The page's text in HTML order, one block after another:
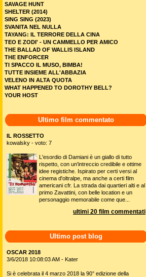
SAVAGE HUNT
SHELTER (2014)
SING SING (2023)
SVANITA NEL NULLA
TAYANG: IL TERRORE DELLA CINA
TEO E ZODI' - UN CAMMELLO PER AMICO
THE BALLAD OF WALLIS ISLAND
THE ENFORCER
TI SPACCO IL MUSO, BIMBA!
TUTTE INSIEME ALL'ABBAZIA
VELENO IN ALTA QUOTA
WHAT HAPPENED TO DOROTHY BELL?
YOUR HOST
Ultimo film commentato
IL ROSSETTO
kowalsky - voto: 7
L'esordio di Damiani è un giallo di tutto
rispetto, con un'intreccio credibile e ottime
idee registiche. Ispirato per certi versi al
cinema d'oltralpe, ma anche a certi film
americani cfr. La strada dai quartieri alti e al
primo Zavattini, con belle location e un
personaggio memorabile come que...
ultimi 20 film commentati
Ultimo post blog
OSCAR 2018
3/6/2018 10:08:03 AM - Kater
Si è celebrata il 4 marzo 2018 la 90° edizione della